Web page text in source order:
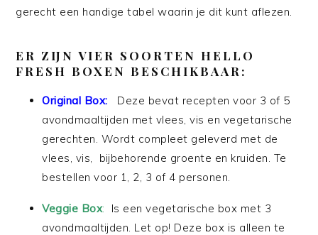
gerecht een handige tabel waarin je dit kunt aflezen.
ER ZIJN VIER SOORTEN HELLO
FRESH BOXEN BESCHIKBAAR:
Original Box:
Deze bevat recepten voor 3 of 5
avondmaaltijden met vlees, vis en vegetarische
gerechten. Wordt compleet geleverd met de
vlees, vis, bijbehorende groente en kruiden. Te
bestellen voor 1, 2, 3 of 4 personen.
Veggie Box:
Is een vegetarische box met 3
avondmaaltijden. Let op! Deze box is alleen te